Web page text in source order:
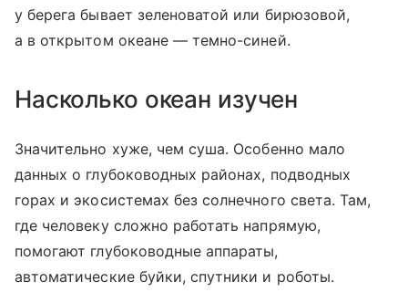
у берега бывает зеленоватой или бирюзовой,
а в открытом океане — темно-синей.
Насколько океан изучен
Значительно хуже, чем суша. Особенно мало
данных о глубоководных районах, подводных
горах и экосистемах без солнечного света. Там,
где человеку сложно работать напрямую,
помогают глубоководные аппараты,
автоматические буйки, спутники и роботы.